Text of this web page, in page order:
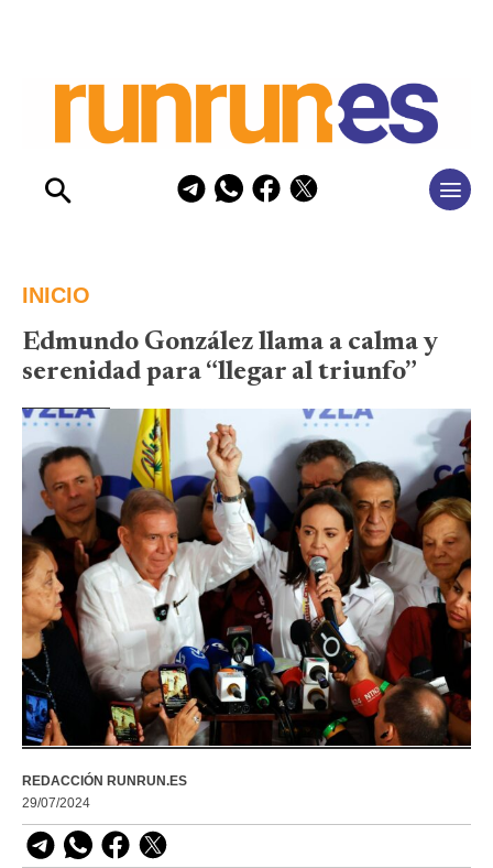
INICIO
Edmundo González llama a calma y
serenidad para “llegar al triunfo”
REDACCIÓN RUNRUN.ES
29/07/2024